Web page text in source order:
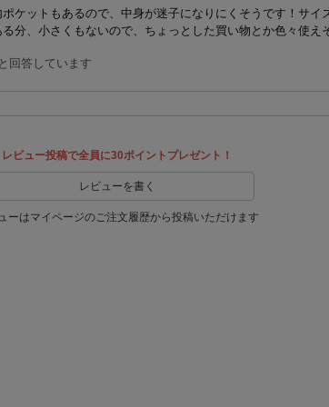
ケットもあるので、中身が迷子になりにくそうです！サイ
分、小さくもないので、ちょっとした買い物とか色々使え
回答しています
レビュー投稿で全員に30ポイントプレゼント！
レビューを書く
ーはマイページのご注文履歴から投稿いただけます